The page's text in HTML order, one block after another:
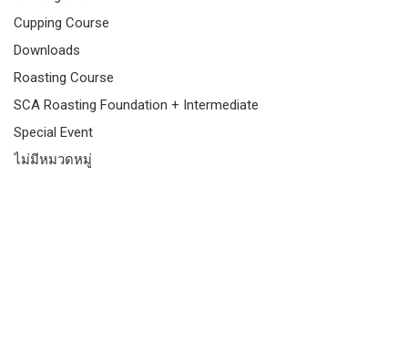
Cupping Course
Downloads
Roasting Course
SCA Roasting Foundation + Intermediate
Special Event
ไม่มีหมวดหมู่